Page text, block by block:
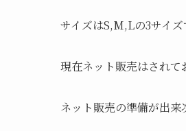
サイズはS,M,Lの3サイズ
現在ネット販売はされて
ネット販売の準備が出来